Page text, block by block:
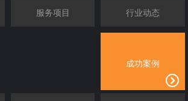
服务项目 行业动态
成功案例